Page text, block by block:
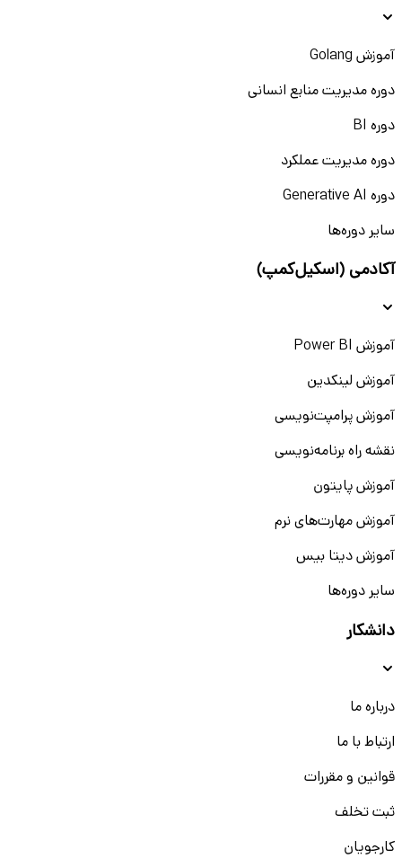
آموزش Golang
دوره مدیریت منابع انسانی
دوره BI
دوره مدیریت عملکرد
دوره Generative AI
سایر دوره‌ها
آکادمی (اسکیل‌کمپ)
آموزش Power BI
آموزش لینکدین
آموزش پرامپت‌نویسی
نقشه راه برنامه‌نویسی
آموزش پایتون
آموزش مهارت‌های نرم
آموزش دیتا بیس
سایر دوره‌ها
دانشکار
درباره ما
ارتباط با ما
قوانین و مقررات
ثبت تخلف
کارجویان